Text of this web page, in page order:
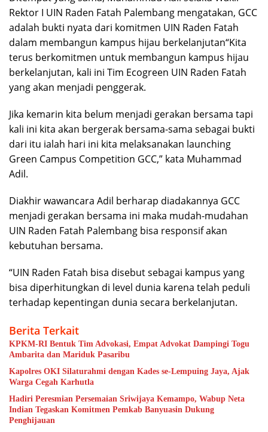
Rektor I UIN Raden Fatah Palembang mengatakan, GCC
adalah bukti nyata dari komitmen UIN Raden Fatah
dalam membangun kampus hijau berkelanjutan“Kita
terus berkomitmen untuk membangun kampus hijau
berkelanjutan, kali ini Tim Ecogreen UIN Raden Fatah
yang akan menjadi penggerak.
Jika kemarin kita belum menjadi gerakan bersama tapi
kali ini kita akan bergerak bersama-sama sebagai bukti
dari itu ialah hari ini kita melaksanakan launching
Green Campus Competition GCC,” kata Muhammad
Adil.
Diakhir wawancara Adil berharap diadakannya GCC
menjadi gerakan bersama ini maka mudah-mudahan
UIN Raden Fatah Palembang bisa responsif akan
kebutuhan bersama.
“UIN Raden Fatah bisa disebut sebagai kampus yang
bisa diperhitungkan di level dunia karena telah peduli
terhadap kepentingan dunia secara berkelanjutan.
Berita Terkait
KPKM-RI Bentuk Tim Advokasi, Empat Advokat Dampingi Togu
Ambarita dan Mariduk Pasaribu
Kapolres OKI Silaturahmi dengan Kades se-Lempuing Jaya, Ajak
Warga Cegah Karhutla
Hadiri Peresmian Persemaian Sriwijaya Kemampo, Wabup Neta
Indian Tegaskan Komitmen Pemkab Banyuasin Dukung
Penghijauan